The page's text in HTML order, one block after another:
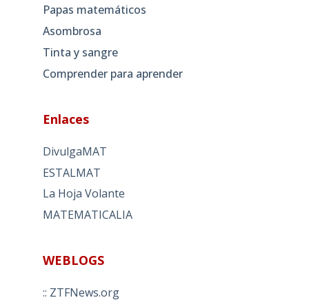
Papas matemáticos
Asombrosa
Tinta y sangre
Comprender para aprender
Enlaces
DivulgaMAT
ESTALMAT
La Hoja Volante
MATEMATICALIA
WEBLOGS
:: ZTFNews.org